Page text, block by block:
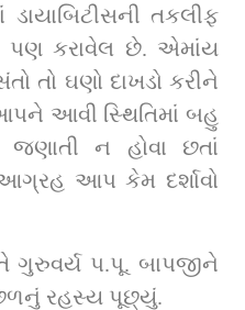
તકલીફ
પણ કરાવેલ છે. એમાંય
તો ઘણો દાખડો કરીને
આવી સ્થિતિમાં બહુ
ન હોવા છતાં
આપ કેમ દર્શાવો
પ.પૂ. બાપજીને
રહસ્ય પૂછ્યું.